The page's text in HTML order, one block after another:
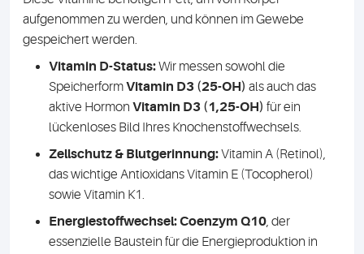
aufgenommen zu werden, und können im Gewebe
gespeichert werden.
Vitamin D-Status:Wir messen sowohl die
SpeicherformVitamin D3 (25-OH) als auch das
aktive Hormon Vitamin D3 (1,25-OH) für ein
lückenloses Bild Ihres Knochenstoffwechsels.
Zellschutz & Blutgerinnung:Vitamin A (Retinol),
das wichtige Antioxidans Vitamin E (Tocopherol)
sowie Vitamin K1.
Energiestoffwechsel:Coenzym Q10, der
essenzielle Baustein für die Energieproduktion in